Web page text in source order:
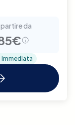
partire da